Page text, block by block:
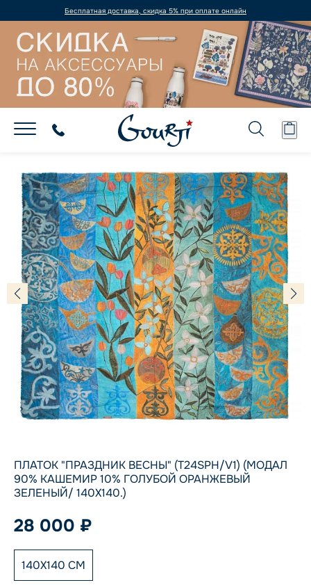
Бесплатная доставка, скидка 5% при оплате онлайн
ПЛАТОК "ПРАЗДНИК ВЕСНЫ" (T24SPH/V1) (МОДАЛ
90% КАШЕМИР 10% ГОЛУБОЙ ОРАНЖЕВЫЙ
ЗЕЛЕНЫЙ/ 140Х140.)
28 000 ₽
140X140 СМ